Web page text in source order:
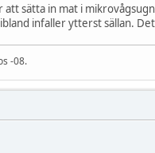
att sätta in mat i
infaller ytterst sällan.
-08.